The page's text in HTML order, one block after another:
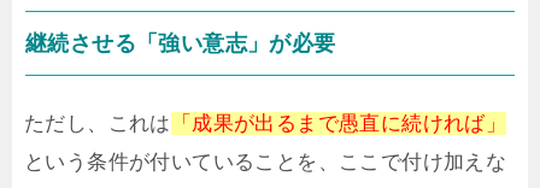
継続させる「強い意志」が必要
ただし、これは 「成果が出るまで愚直に続ければ」
という条件が付いていることを、ここで付け加えな